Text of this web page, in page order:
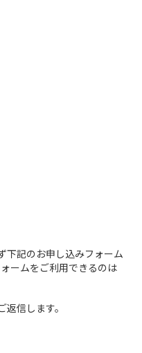
下記のお申し込みフォーム
ームをご利用できるのは
信します。